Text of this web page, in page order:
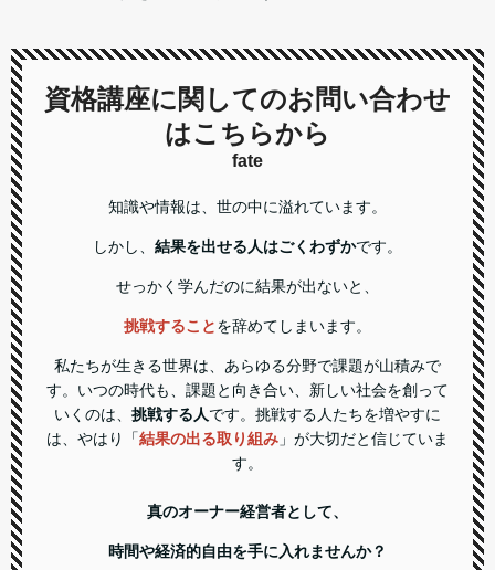
資格講座に関してのお問い合わせ
はこちらから
fate
知識や情報は、世の中に溢れています。
しかし、 結果を出せる人はごくわずかです。
せっかく学んだのに結果が出ないと、
挑戦することを辞めてしまいます。
私たちが生きる世界は、あらゆる分野で課題が山積みで
す。いつの時代も、課題と向き合い、新しい社会を創って
いくのは、 挑戦する人です。挑戦する人たちを増やすに
は、やはり「結果の出る取り組み 」が大切だと信じていま
す。
真のオーナー経営者として、
時間や経済的自由を手に入れませんか？